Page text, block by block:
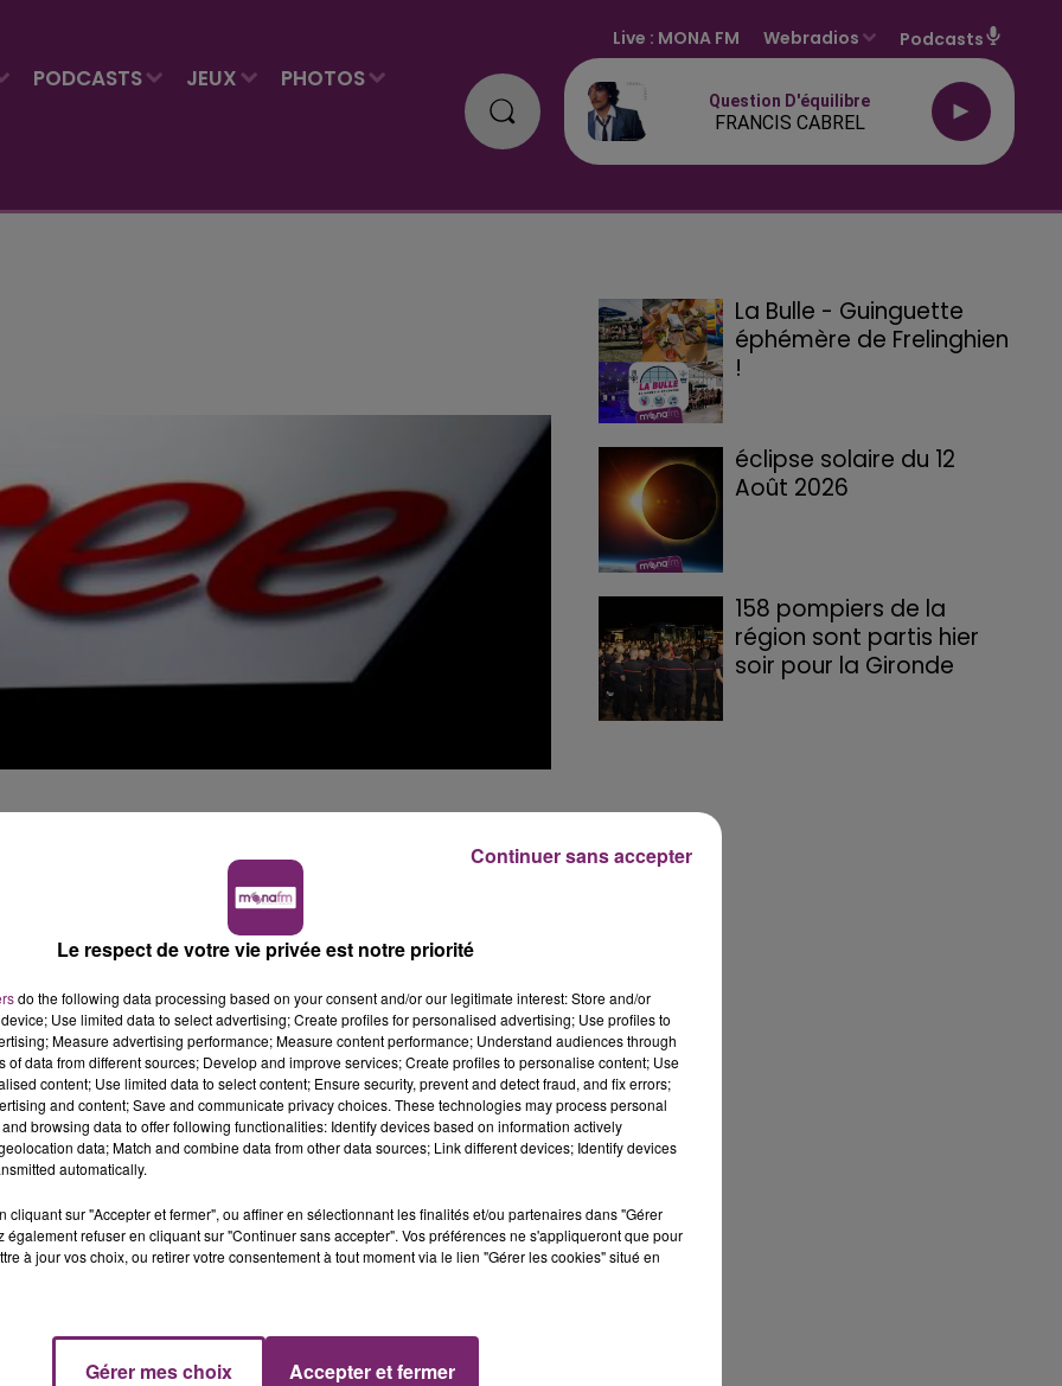
PODCASTS JEUX PHOTOS
Live : MONA FM Webradios Podcasts
Question D'équilibre
FRANCIS CABREL
des difficultés pour avoir du réseau 3G ou 4G, et
et utiliser Internet. A noter que cette panne touche
où nous écrivons ces lignes (13h15), le réseau n’est
certains cas, cela va jusqu’à l’absence totale de
ces pannes, il est possible que vous soyiez — ou non —
fait part de leur mécontentement.
La Bulle - Guinguette
éphémère de Frelinghien
!
éclipse solaire du 12
Août 2026
158 pompiers de la
région sont partis hier
soir pour la Gironde
Le respect de votre vie privée est notre priorité
do the following data processing based on your consent and/or our legitimate interest: Store and/or
Use limited data to select advertising; Create profiles for personalised advertising; Use profiles to
Measure advertising performance; Measure content performance; Understand audiences through
of data from different sources; Develop and improve services; Create profiles to personalise content; Use
content; Use limited data to select content; Ensure security, prevent and detect fraud, and fix errors;
and content; Save and communicate privacy choices. These technologies may process personal
browsing data to offer following functionalities: Identify devices based on information actively
data; Match and combine data from other data sources; Link different devices; Identify devices
automatically.
cliquant sur "Accepter et fermer", ou affiner en sélectionnant les finalités et/ou partenaires dans "Gérer
également refuser en cliquant sur "Continuer sans accepter". Vos préférences ne s'appliqueront que pour
à jour vos choix, ou retirer votre consentement à tout moment via le lien "Gérer les cookies" situé en
Gérer mes choix Accepter et fermer
Continuer sans accepter